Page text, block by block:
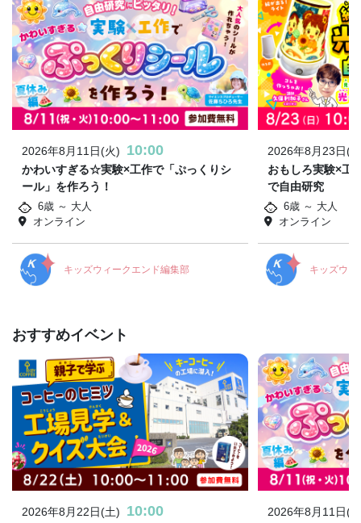
2026年8月11日(火) 10:00
かわいすぎる☆実験×工作で「ぷっくりシ
ール」を作ろう！
6歳 ～ 大人
オンライン
キッズウィークエンド編集部
2026年8月23日(
おもしろ実験×工
で自由研究
6歳 ～ 大人
オンライン
キッズウィ
おすすめイベント
2026年8月22日(土) 10:00
2026年8月11日(